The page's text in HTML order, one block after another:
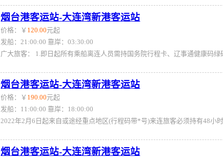
烟台港客运站-大连湾新港客运站
价格：￥ 120.00元起
发船：21:00:00 靠岸：03:30:00
烟台港客运站-大连湾新港客运站
价格：￥ 190.00元起
发船：11:00:00 靠岸：18:00:00
烟台港客运站-大连湾新港客运站